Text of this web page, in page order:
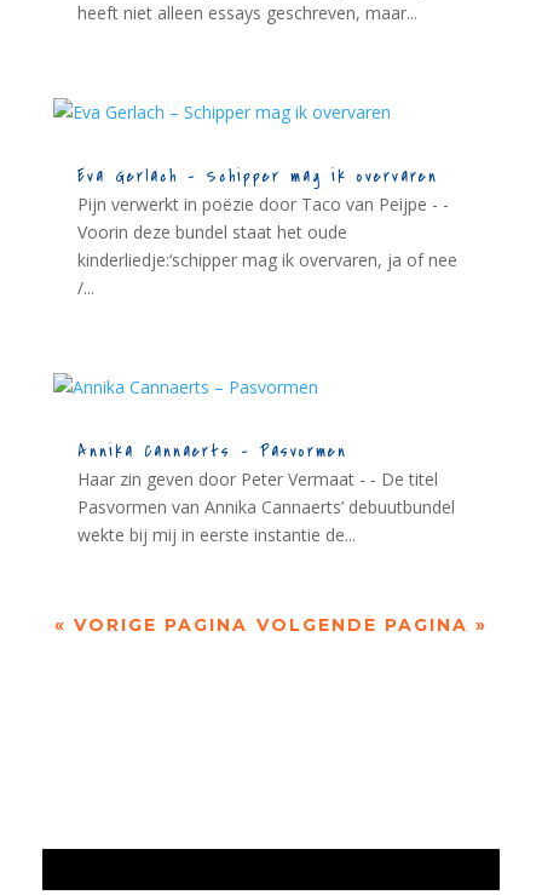
heeft niet alleen essays geschreven, maar...
Eva Gerlach – Schipper mag ik overvaren
Pijn verwerkt in poëzie door Taco van Peijpe - -
Voorin deze bundel staat het oude
kinderliedje:‘schipper mag ik overvaren, ja of nee
/...
Annika Cannaerts – Pasvormen
Haar zin geven door Peter Vermaat - - De titel
Pasvormen van Annika Cannaerts’ debuutbundel
wekte bij mij in eerste instantie de...
« VORIGE PAGINA VOLGENDE PAGINA »